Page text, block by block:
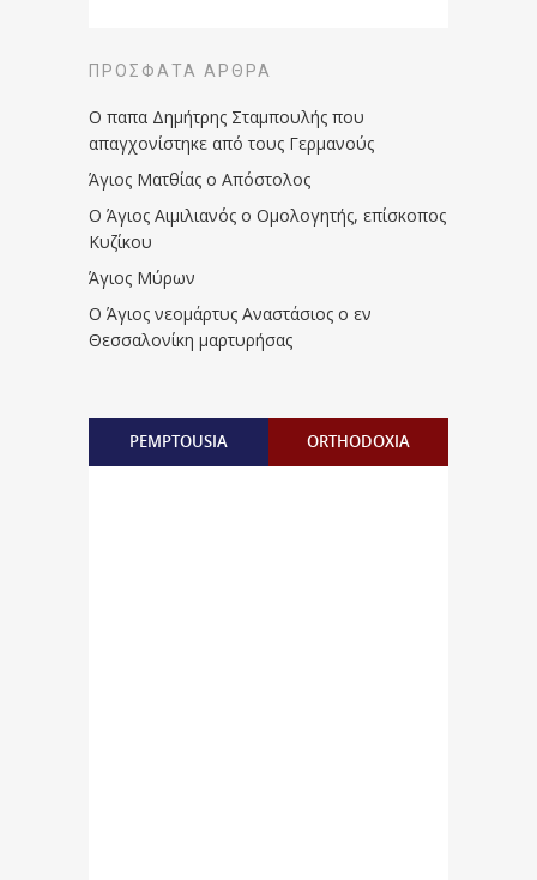
ΠΡΌΣΦΑΤΑ ΆΡΘΡΑ
Ο παπα Δημήτρης Σταμπουλής που
απαγχονίστηκε από τους Γερμανούς
Άγιος Ματθίας ο Απόστολος
Ο Άγιος Αιμιλιανός ο Ομολογητής, επίσκοπος
Κυζίκου
Άγιος Μύρων
Ο Άγιος νεομάρτυς Αναστάσιος ο εν
Θεσσαλονίκη μαρτυρήσας
PEMPTOUSIA ORTHODOXIA